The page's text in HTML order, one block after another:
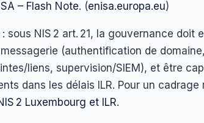
– Flash Note. (enisa.europa.eu)
sous NIS 2 art. 21, la gouvernance doit
(authentification de
liens, supervision/SIEM), et être
dans les délais ILR. Pour un cadrage
2 Luxembourg et ILR.